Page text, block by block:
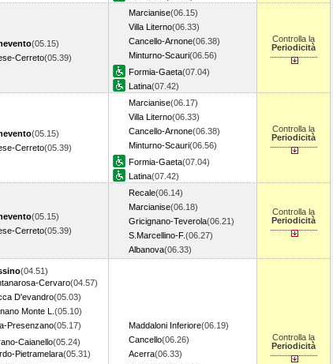
(05.15)
Cerreto(05.39)
Marcianise(06.15)
Villa Literno(06.33)
Cancello-Arnone(06.38)
Minturno-Scauri(06.56)
Formia-Gaeta(07.04)
Latina(07.42)
Controlla la
Periodicità
(05.15)
Cerreto(05.39)
Marcianise(06.17)
Villa Literno(06.33)
Cancello-Arnone(06.38)
Minturno-Scauri(06.56)
Formia-Gaeta(07.04)
Latina(07.42)
Controlla la
Periodicità
(05.15)
Cerreto(05.39)
Recale(06.14)
Marcianise(06.18)
Gricignano-Teverola(06.21)
S.Marcellino-F.(06.27)
Albanova(06.33)
Controlla la
Periodicità
(04.51)
Cervaro(04.57)
D'evandro(05.03)
Monte L. (05.10)
Presenzano(05.17)
Caianello(05.24)
Pietramelara(05.31)
Maddaloni Inferiore(06.19)
Cancello(06.26)
Acerra(06.33)
Controlla la
Periodicità